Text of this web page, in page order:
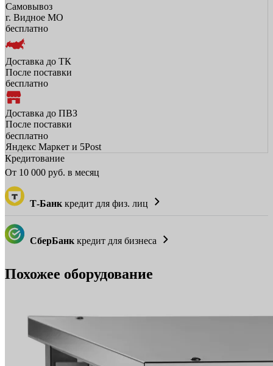
Самовывоз
г. Видное МО
бесплатно
Доставка до ТК
После поставки
бесплатно
Доставка до ПВЗ
После поставки
бесплатно
Яндекс Маркет и 5Post
Кредитование
От 10 000 руб. в месяц
Т-Банк кредит для физ. лиц
СберБанк кредит для бизнеса
Похожее оборудование